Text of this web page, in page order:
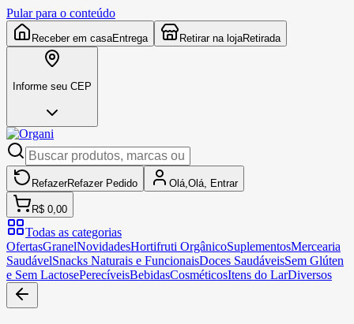
Pular para o conteúdo
Receber em casaEntrega Retirar na lojaRetirada
Informe seu CEP
RefazerRefazer Pedido Olá, Olá, Entrar
R$ 0,00
Todas as categorias
OfertasGranelNovidadesHortifruti OrgânicoSuplementosMercearia
SaudávelSnacks Naturais e FuncionaisDoces SaudáveisSem Glúten
e Sem LactosePerecíveisBebidasCosméticosItens do LarDiversos